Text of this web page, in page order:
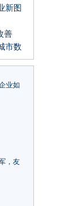
新图
善
市数
业如
，友